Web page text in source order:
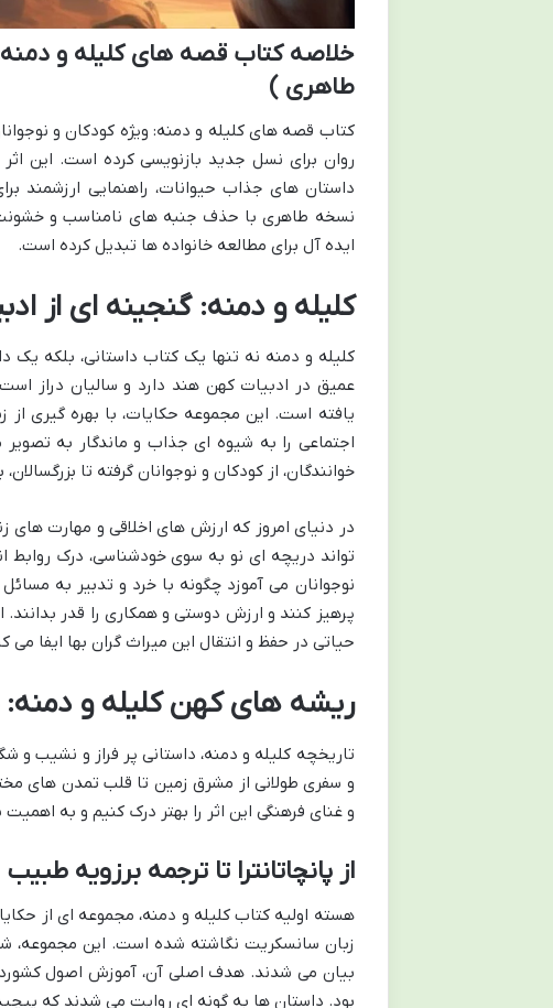
خلاصه کتاب قصه های کلیله و
طاهری )
کتاب قصه های کلیله و دمنه: ویژه کودکان و
روان برای نسل جدید بازنویسی کرده است. این
داستان های جذاب حیوانات، راهنمایی
نسخه طاهری با حذف جنبه های نامناسب و خشونت
ایده آل برای مطالعه خانواده ها تبدیل کرده است.
کلیله و دمنه: گنجینه ای از
کلیله و دمنه نه تنها یک کتاب داستانی، بلکه یک
عمیق در ادبیات کهن هند دارد و سالیان دراز
یافته است. این مجموعه حکایات، با بهره گیری
اجتماعی را به شیوه ای جذاب و ماندگار به
خوانندگان، از کودکان و نوجوانان گرفته تا
در دنیای امروز که ارزش های اخلاقی و مهارت
تواند دریچه ای نو به سوی خودشناسی، درک روابط
نوجوانان می آموزد چگونه با خرد و تدبیر به
پرهیز کنند و ارزش دوستی و همکاری را قدر بدانند.
حیاتی در حفظ و انتقال این میراث گران بها ایفا می
ریشه های کهن کلیله و دمنه:
تاریخچه کلیله و دمنه، داستانی پر فراز و نشیب
و سفری طولانی از مشرق زمین تا قلب تمدن های
و غنای فرهنگی این اثر را بهتر درک کنیم و به
از پانچاتانترا تا ترجمه برزویه طبیب
هسته اولیه کتاب کلیله و دمنه، مجموعه ای از
زبان سانسکریت نگاشته شده است. این مجموعه،
بیان می شدند. هدف اصلی آن، آموزش اصول
بود. داستان ها به گونه ای روایت می شدند که